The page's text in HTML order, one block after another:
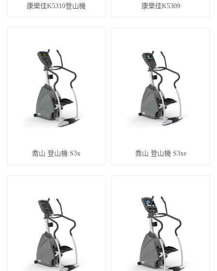
康樂佳K5310登山機 康樂佳K5309
喬山 登山機 S3x 喬山 登山機 S3xe